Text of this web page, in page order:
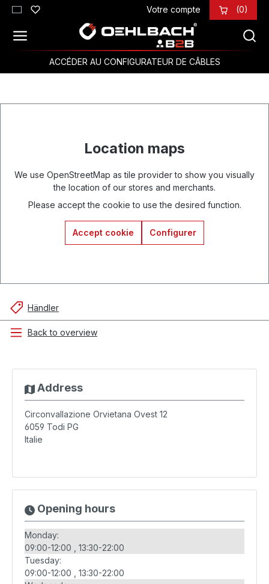
Passer au contenu principal Votre compte (0)
ACCÉDER AU CONFIGURATEUR DE CÂBLES
Location maps
We use OpenStreetMap as tile provider to show you visually
the location of our stores and merchants.
Please accept the cookie to use the desired function.
Accept cookie Configurer
Händler
Back to overview
Address
Circonvallazione Orvietana Ovest 12
6059 Todi PG
Italie
Opening hours
Monday:
09:00-12:00
13:30-22:00
Tuesday:
09:00-12:00
13:30-22:00